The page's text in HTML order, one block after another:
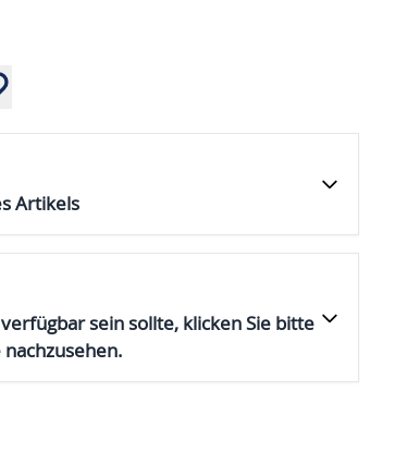
Artikels
sein sollte, klicken Sie bitte